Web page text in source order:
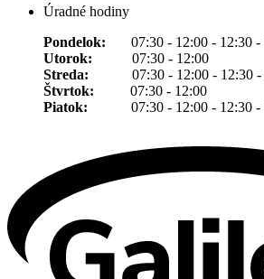
Úradné hodiny
Pondelok: 07:30 - 12:00 - 12:30 -
Utorok: 07:30 - 12:00
Streda: 07:30 - 12:00 - 12:30 -
Štvrtok: 07:30 - 12:00
Piatok: 07:30 - 12:00 - 12:30 -